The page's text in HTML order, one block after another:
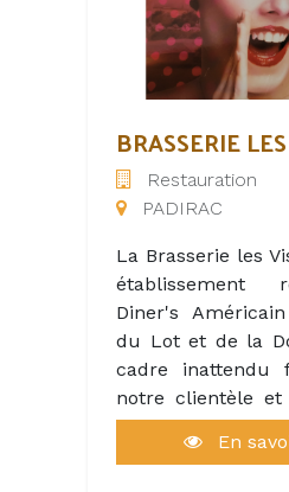
durable,
d’intervention
pour assurer
activités : Bois-
naturelles. Le
compte 250
les
BRASSERIE
Restauration
PADIRAC
La Brasserie les
établissement
Diner's
du Lot et de la
cadre inattendu
notre clientèle
de travailler dans
Néanmoins ,La
En